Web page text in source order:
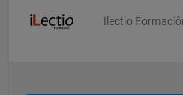
Ilectio